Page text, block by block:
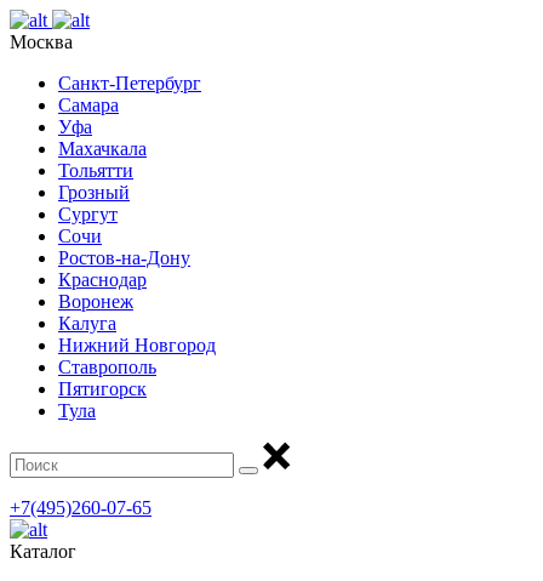
Москва
Санкт-Петербург
Самара
Уфа
Махачкала
Тольятти
Грозный
Сургут
Сочи
Ростов-на-Дону
Краснодар
Воронеж
Калуга
Нижний Новгород
Ставрополь
Пятигорск
Тула
+7(495)260-07-65
Каталог